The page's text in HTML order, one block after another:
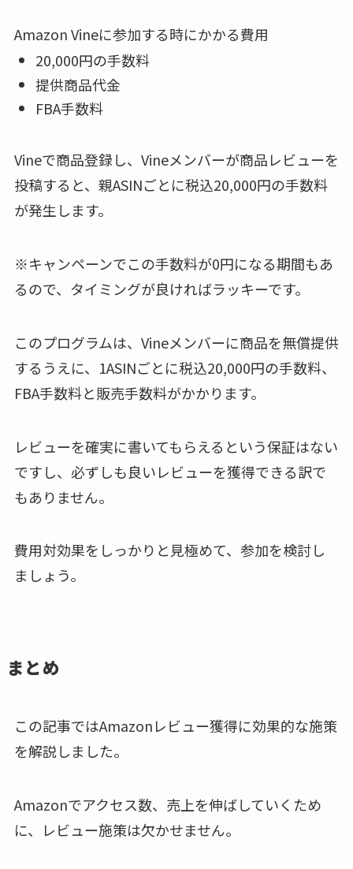
Amazon Vineに参加する時にかかる費用
20,000円の手数料
提供商品代金
FBA手数料
Vineで商品登録し、Vineメンバーが商品レビューを
投稿すると、親ASINごとに税込20,000円の手数料
が発生します。
※キャンペーンでこの手数料が0円になる期間もあ
るので、タイミングが良ければラッキーです。
このプログラムは、Vineメンバーに商品を無償提供
するうえに、1ASINごとに税込20,000円の手数料、
FBA手数料と販売手数料がかかります。
レビューを確実に書いてもらえるという保証はない
ですし、必ずしも良いレビューを獲得できる訳で
もありません。
費用対効果をしっかりと見極めて、参加を検討し
ましょう。
まとめ
この記事ではAmazonレビュー獲得に効果的な施策
を解説しました。
Amazonでアクセス数、売上を伸ばしていくため
に、レビュー施策は欠かせません。